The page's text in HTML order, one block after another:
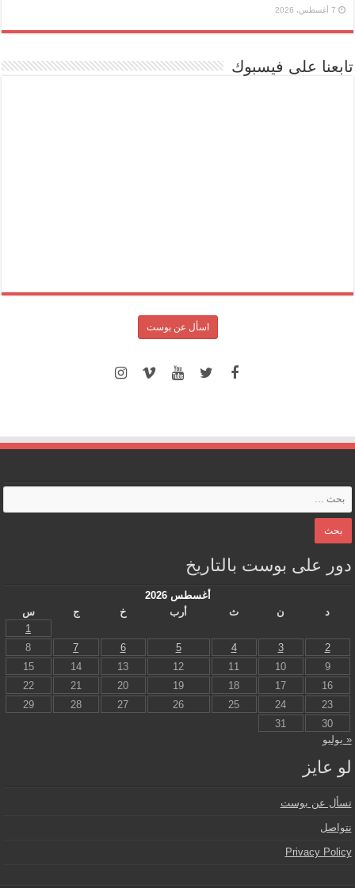
7 أغسطس، 2026
تابعنا على فيسبوك
اسأل عن بوست
دور على بوست بالتاريخ
أغسطس 2026
د
ن ث أرب خ ج
س
1
2
3
4
5
6
7
8
9
10
11
12
13
14
15
16
17
18
19
20
21
22
23
24
25
26
27
28
29
30
31
« يوليو
لو عايز
تسأل عن بوست
نتواصل
Privacy Policy